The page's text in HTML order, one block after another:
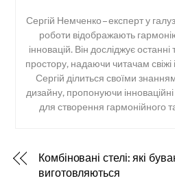
Сергій Немченко – експерт у
роботи відображають
інновацій. Він досліджує
простору, надаючи читачам свіжі
Сергій ділиться своїми
дизайну, пропонуючи
для створення гармонійного
Комбіновані стелі: які
виготовляються